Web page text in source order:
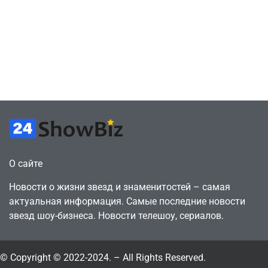
О сайте
Новости о жизни звезд и знаменитостей – самая
актуальная информация. Самые последние новости
звезд шоу-бизнеса. Новости телешоу, сериалов.
© Copyright © 2022-2024. – All Rights Reserved.